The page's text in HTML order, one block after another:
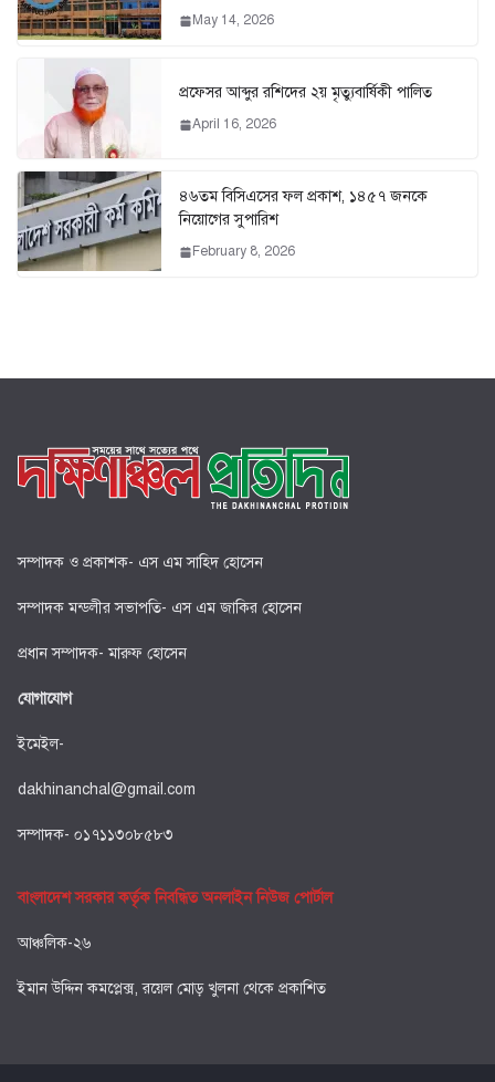
May 14, 2026
প্রফেসর আব্দুর রশিদের ২য় মৃত্যুবার্ষিকী পালিত
April 16, 2026
৪৬তম বিসিএসের ফল প্রকাশ, ১৪৫৭ জনকে
নিয়োগের সুপারিশ
February 8, 2026
সম্পাদক ও প্রকাশক- এস এম সাহিদ হোসেন
সম্পাদক মন্ডলীর সভাপতি- এস এম জাকির হোসেন
প্রধান সম্পাদক- মারুফ হোসেন
যোগাযোগ
ইমেইল-
dakhinanchal@gmail.com
সম্পাদক- ০১৭১১৩০৮৫৮৩
বাংলাদেশ সরকার কর্তৃক নিবন্ধিত অনলাইন নিউজ পোর্টাল
আঞ্চলিক-২৬
ইমান উদ্দিন কমপ্লেক্স, রয়েল মোড় খুলনা থেকে প্রকাশিত